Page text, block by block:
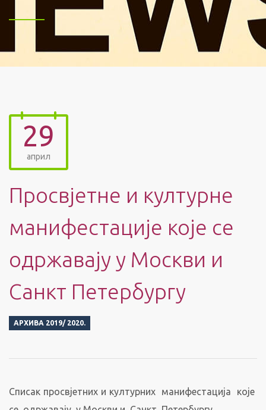
29
април
Просвјетне и културне
манифестације које се
одржавају у Москви и
Санкт Петербургу
АРХИВА 2019/ 2020.
Списак просвјетних и културних манифестација које